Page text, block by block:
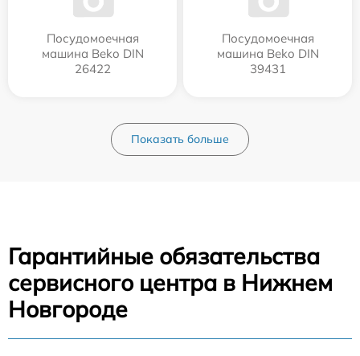
Посудомоечная
машина Beko DIN
26422
Посудомоечная
машина Beko DIN
39431
Показать больше
Гарантийные обязательства
сервисного центра в Нижнем
Новгороде